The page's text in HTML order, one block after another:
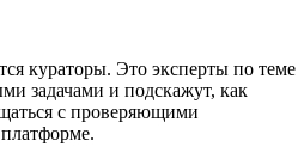
кураторы. Это эксперты по теме
задачами и подскажут, как
с проверяющими